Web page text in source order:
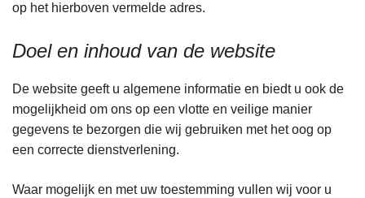
op het hierboven vermelde adres.
Doel en inhoud van de website
De website geeft u algemene informatie en biedt u ook de
mogelijkheid om ons op een vlotte en veilige manier
gegevens te bezorgen die wij gebruiken met het oog op
een correcte dienstverlening.
Waar mogelijk en met uw toestemming vullen wij voor u